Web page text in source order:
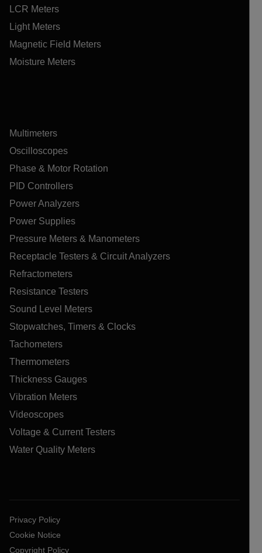
LCR Meters
Light Meters
Magnetic Field Meters
Moisture Meters
Multimeters
Oscilloscopes
Phase & Motor Rotation
PID Controllers
Power Analyzers
Power Supplies
Pressure Meters & Manometers
Receptacle Testers & Circuit Analyzers
Refractometers
Resistance Testers
Sound Level Meters
Stopwatches, Timers & Clocks
Tachometers
Thermometers
Thickness Gauges
Vibration Meters
Videoscopes
Voltage & Current Testers
Water Quality Meters
Privacy Policy
Cookie Notice
Copyright Policy